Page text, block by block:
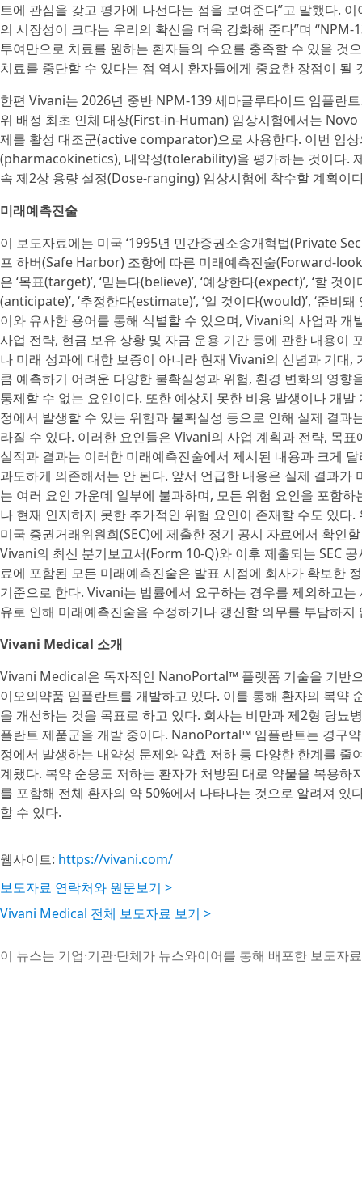
트에 관심을 갖고 평가에 나선다는 점을 보여준다”고 말했다.
의 시장성이 크다는 우리의 확신을 더욱 강화해 준다”며
투여만으로 치료를 원하는 환자들의 수요를 충족할 수 있을 것
치료를 중단할 수 있다는 점 역시 환자들에게 중요한 장점이 될
한편 Vivani는 2026년 중반 NPM-139 세마글루타이드 임플란
위 배정 최초 인체 대상(First-in-Human) 임상시험에서는
제를 활성 대조군(active comparator)으로 사용한다. 이번 임
(pharmacokinetics), 내약성(tolerability)을 평가하는 것이다.
속 제2상 용량 설정(Dose-ranging) 임상시험에 착수할 계획이
미래예측진술
이 보도자료에는 미국 ‘1995년 민간증권소송개혁법(Private
프 하버(Safe Harbor) 조항에 따른 미래예측진술(Forward-
은 ‘목표(target)’, ‘믿는다(believe)’, ‘예상한다(expect)’, ‘할 것
(anticipate)’, ‘추정한다(estimate)’, ‘일 것이다(would)’, ‘준비
이와 유사한 용어를 통해 식별할 수 있으며, Vivani의 사업과 개
사업 전략, 현금 보유 상황 및 자금 운용 기간 등에 관한 내용이
나 미래 성과에 대한 보증이 아니라 현재 Vivani의 신념과 기대
큼 예측하기 어려운 다양한 불확실성과 위험, 환경 변화의 영
통제할 수 없는 요인이다. 또한 예상치 못한 비용 발생이나 개
정에서 발생할 수 있는 위험과 불확실성 등으로 인해 실제 결
라질 수 있다. 이러한 요인들은 Vivani의 사업 계획과 전략, 목
실적과 결과는 이러한 미래예측진술에서 제시된 내용과 크게
과도하게 의존해서는 안 된다. 앞서 언급한 내용은 실제 결과
는 여러 요인 가운데 일부에 불과하며, 모든 위험 요인을 포함
나 현재 인지하지 못한 추가적인 위험 요인이 존재할 수도 있
미국 증권거래위원회(SEC)에 제출한 정기 공시 자료에서 확인
Vivani의 최신 분기보고서(Form 10-Q)와 이후 제출되는 SEC
료에 포함된 모든 미래예측진술은 발표 시점에 회사가 확보한
기준으로 한다. Vivani는 법률에서 요구하는 경우를 제외하고
유로 인해 미래예측진술을 수정하거나 갱신할 의무를 부담하지
Vivani Medical 소개
Vivani Medical은 독자적인 NanoPortal™ 플랫폼 기술을 기반
이오의약품 임플란트를 개발하고 있다. 이를 통해 환자의 복약
을 개선하는 것을 목표로 하고 있다. 회사는 비만과 제2형 당뇨
플란트 제품군을 개발 중이다. NanoPortal™ 임플란트는 경구
정에서 발생하는 내약성 문제와 약효 저하 등 다양한 한계를
계됐다. 복약 순응도 저하는 환자가 처방된 대로 약물을 복용
를 포함해 전체 환자의 약 50%에서 나타나는 것으로 알려져
할 수 있다.
웹사이트: https://vivani.com/
보도자료 연락처와 원문보기 >
Vivani Medical 전체 보도자료 보기 >
이 뉴스는 기업·기관·단체가 뉴스와이어를 통해 배포한 보도자